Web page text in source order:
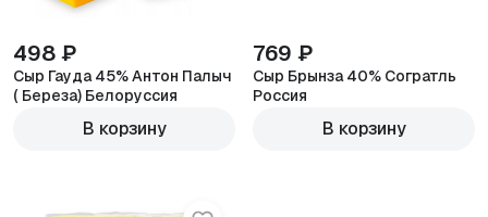
498 ₽
Сыр Гауда 45% Антон Палыч
( Береза) Белоруссия
В корзину
769 ₽
Сыр Брынза 40% Согратль
Россия
В корзину